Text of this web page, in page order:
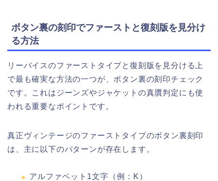
ボタン裏の刻印でファーストと復刻版を見分け
る方法
リーバイスのファーストタイプと復刻版を見分ける上
で最も確実な方法の一つが、ボタン裏の刻印チェック
です。これはジーンズやジャケットの真贋判定にも使
われる重要なポイントです。
真正ヴィンテージのファーストタイプのボタン裏刻印
は、主に以下のパターンが存在します。
アルファベット1文字（例：K）